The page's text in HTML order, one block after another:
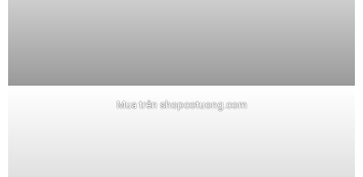
Mua trên shopcotuong.com